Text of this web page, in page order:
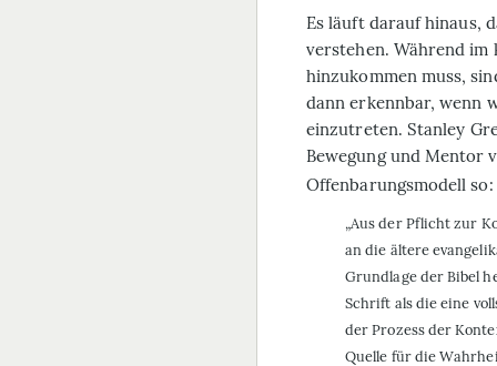
Es läuft darauf hinaus,
verstehen. Während
hinzukommen muss,
dann erkennbar, wenn
einzutreten. Stanley
Bewegung und Mentor
Offenbarungsmodell so:
„Aus der Pflicht zur
an die ältere
Grundlage der Bibel
Schrift als die eine
der Prozess der
Quelle für die